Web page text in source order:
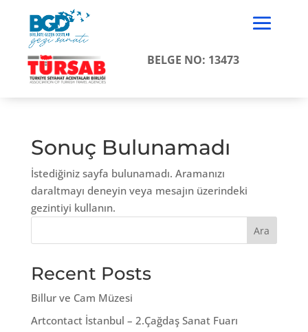
BELGE NO: 13473
Sonuç Bulunamadı
İstediğiniz sayfa bulunamadı. Aramanızı
daraltmayı deneyin veya mesajın üzerindeki
gezintiyi kullanın.
Ara
Recent Posts
Billur ve Cam Müzesi
Artcontact İstanbul – 2.Çağdaş Sanat Fuarı